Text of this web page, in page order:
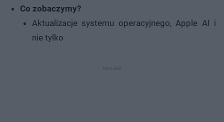
Co zobaczymy?
Aktualizacje systemu operacyjnego, Apple AI i
nie tylko